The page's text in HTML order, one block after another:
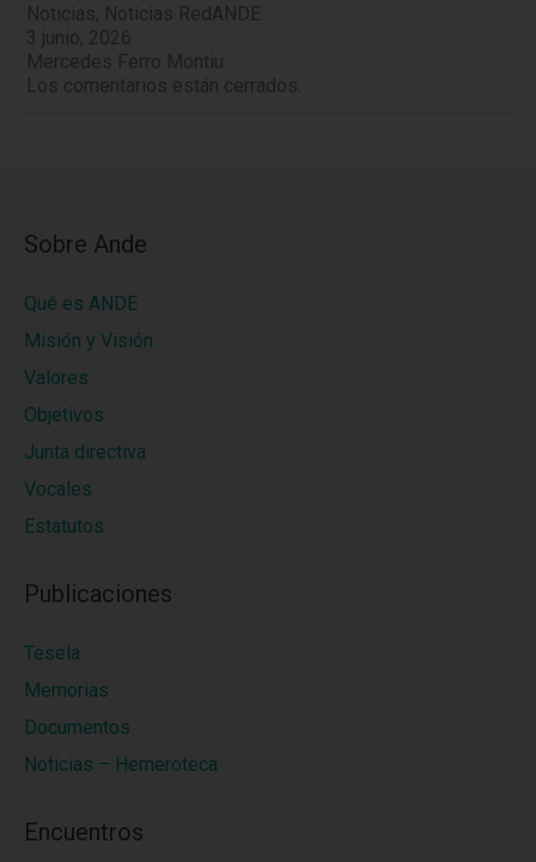
Noticias, Noticias RedANDE
3 junio, 2026
Mercedes Ferro Montiu
Los comentarios están cerrados.
Sobre Ande
Qué es ANDE
Misión y Visión
Valores
Objetivos
Junta directiva
Vocales
Estatutos
Publicaciones
Tesela
Memorias
Documentos
Noticias – Hemeroteca
Encuentros